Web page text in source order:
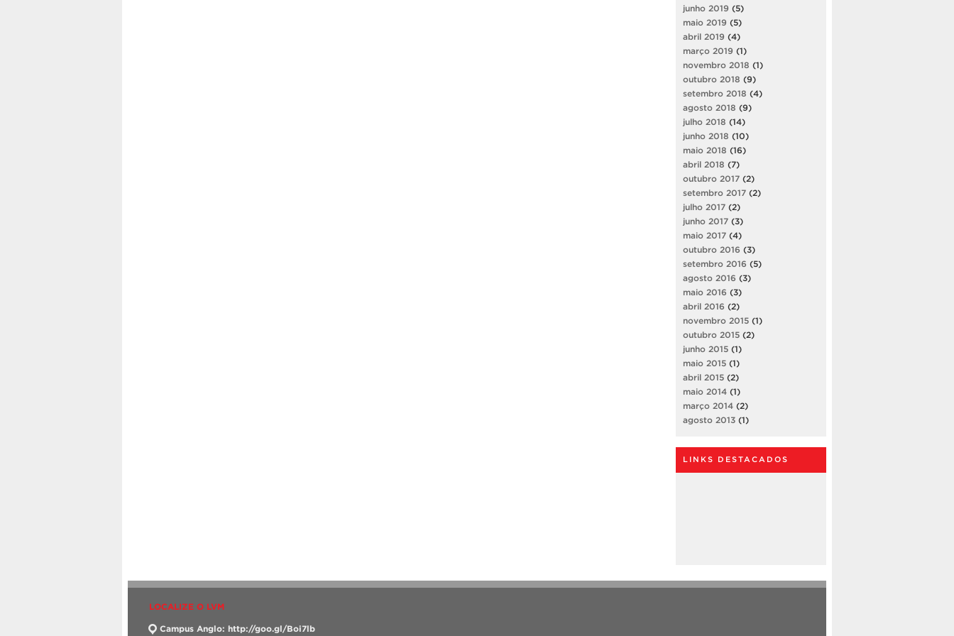
junho 2019 (5)
maio 2019 (5)
abril 2019 (4)
março 2019 (1)
novembro 2018 (1)
outubro 2018 (9)
setembro 2018 (4)
agosto 2018 (9)
julho 2018 (14)
junho 2018 (10)
maio 2018 (16)
abril 2018 (7)
outubro 2017 (2)
setembro 2017 (2)
julho 2017 (2)
junho 2017 (3)
maio 2017 (4)
outubro 2016 (3)
setembro 2016 (5)
agosto 2016 (3)
maio 2016 (3)
abril 2016 (2)
novembro 2015 (1)
outubro 2015 (2)
junho 2015 (1)
maio 2015 (1)
abril 2015 (2)
maio 2014 (1)
março 2014 (2)
agosto 2013 (1)
LINKS DESTACADOS
LOCALIZE O LVM
Campus Anglo: http://goo.gl/Boi7lb